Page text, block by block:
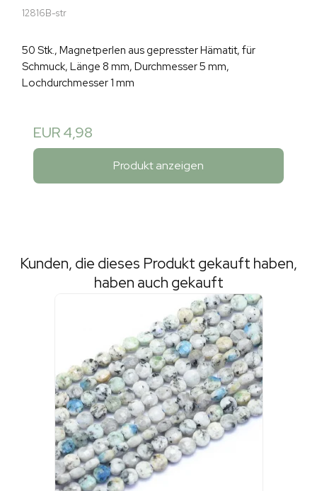
12816B-str
50 Stk., Magnetperlen aus gepresster Hämatit, für
Schmuck, Länge 8 mm, Durchmesser 5 mm,
Lochdurchmesser 1 mm
EUR 4,98
Produkt anzeigen
Kunden, die dieses Produkt gekauft haben,
haben auch gekauft